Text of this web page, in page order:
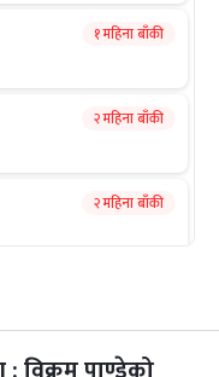
१ महिना बाँकी
२ महिना बाँकी
२ महिना बाँकी
२ महिना बाँकी